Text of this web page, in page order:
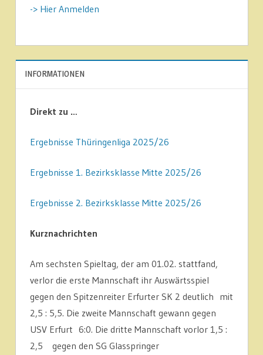
-> Hier Anmelden
INFORMATIONEN
Direkt zu …
Ergebnisse Thüringenliga 2025/26
Ergebnisse 1. Bezirksklasse Mitte 2025/26
Ergebnisse 2. Bezirksklasse Mitte 2025/26
Kurznachrichten
Am sechsten Spieltag, der am 01.02. stattfand,
verlor die erste Mannschaft ihr Auswärtsspiel
gegen den Spitzenreiter Erfurter SK 2 deutlich mit
2,5 : 5,5. Die zweite Mannschaft gewann gegen
USV Erfurt 6:0. Die dritte Mannschaft vorlor 1,5 :
2,5 gegen den SG Glasspringer